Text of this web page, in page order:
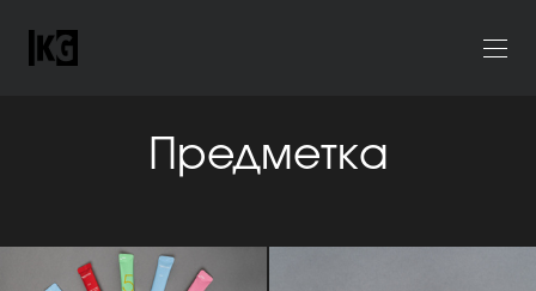
Предметка